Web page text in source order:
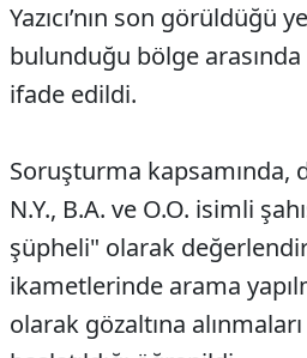
Yazıcı’nın son görüldüğü
bulunduğu bölge
ifade edildi.
Soruşturma kapsamında,
N.Y., B.A. ve O.O. isimli
şüpheli" olarak
ikametlerinde arama
olarak gözaltına